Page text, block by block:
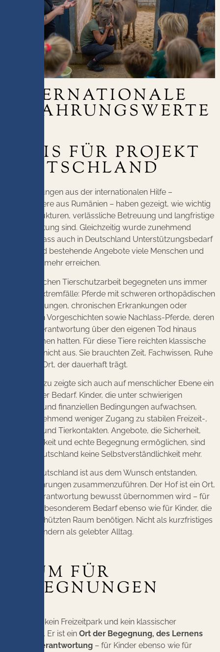
INTERNATIONALE
ERFAHRUNGSWERTE
BASIS FÜR PROJEKT
DEUTSCHLAND
Die Erfahrungen aus der internationalen Hilfe –
insbesondere aus Rumänien – haben gezeigt, wie wichtig
stabile Strukturen, verlässliche Betreuung und langfristige
Verantwortung sind. Gleichzeitig wurde zunehmend
deutlich, dass auch in Deutschland Unterstützungsbedarf
wächst und bestehende Angebote viele Menschen und
Tiere nicht mehr erreichen.
In der täglichen Tierschutzarbeit begegneten uns immer
häufiger Extremfälle: Pferde mit schweren orthopädischen
Einschränkungen, chronischen Erkrankungen oder
komplexen Vorgeschichten sowie Nachlass-Pferde, deren
Besitzer Verantwortung über den eigenen Tod hinaus
übernommen hatten. Für diese Tiere reichten klassische
Lösungen nicht aus. Sie brauchten Zeit, Fachwissen, Ruhe
und einen Ort, der dauerhaft trägt.
Parallel dazu zeigte sich auch auf menschlicher Ebene ein
wachsender Bedarf. Kinder, die unter schwierigen
familiären und finanziellen Bedingungen aufwachsen,
haben zunehmend weniger Zugang zu stabilen Freizeit-,
Bildungs- und Tierkontakten. Angebote, die Sicherheit,
Verlässlichkeit und echte Begegnung ermöglichen, sind
auch in Deutschland keine Selbstverständlichkeit mehr.
Projekt Deutschland ist aus dem Wunsch entstanden,
diese Erfahrungen zusammenzuführen. Der Hof ist ein Ort,
an dem Verantwortung bewusst übernommen wird – für
Pferde mit besonderem Bedarf ebenso wie für Kinder, die
einen geschützten Raum benötigen. Nicht als kurzfristiges
Projekt, sondern als gelebter Alltag.
RAUM FÜR
BEGEGNUNGEN
Der Hof ist kein Freizeitpark und kein klassischer
Reitbetrieb. Er ist ein Ort der Begegnung, des Lernens
und der Verantwortung – für Kinder ebenso wie für